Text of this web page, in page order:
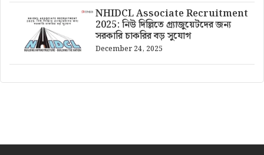
NHIDCL Associate Recruitment
2025: নিউ দিল্লিতে গ্র্যাজুয়েটদের জন্য
সরকারি চাকরির বড় সুযোগ
December 24, 2025